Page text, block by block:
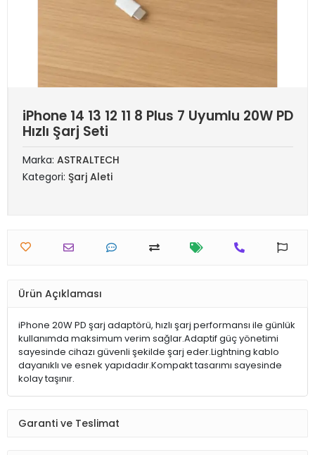
iPhone 14 13 12 11 8 Plus 7 Uyumlu 20W PD
Hızlı Şarj Seti
Marka: ASTRALTECH
Kategori: Şarj Aleti
Ürün Açıklaması
iPhone 20W PD şarj adaptörü, hızlı şarj performansı ile günlük
kullanımda maksimum verim sağlar.Adaptif güç yönetimi
sayesinde cihazı güvenli şekilde şarj eder.Lightning kablo
dayanıklı ve esnek yapıdadır.Kompakt tasarımı sayesinde
kolay taşınır.
Garanti ve Teslimat